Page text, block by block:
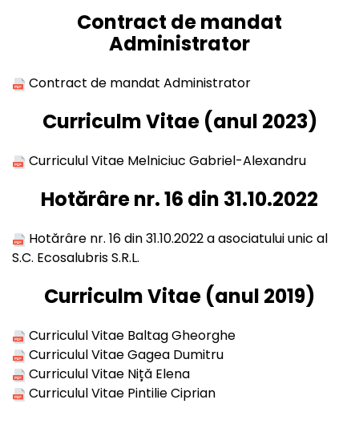
Contract de mandat
Administrator
Contract de mandat Administrator
Curriculm Vitae (anul 2023)
Curriculul Vitae Melniciuc Gabriel-Alexandru
Hotărâre nr. 16 din 31.10.2022
Hotărâre nr. 16 din 31.10.2022 a asociatului unic al
S.C. Ecosalubris S.R.L.
Curriculm Vitae (anul 2019)
Curriculul Vitae Baltag Gheorghe
Curriculul Vitae Gagea Dumitru
Curriculul Vitae Niță Elena
Curriculul Vitae Pintilie Ciprian